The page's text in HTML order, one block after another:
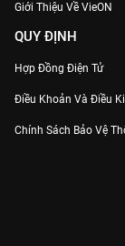
Giới Thiệu Về VieON
QUY ĐỊNH
Hợp Đồng Điện Tử
Điều Khoản Và Điều
Chính Sách Bảo Vệ